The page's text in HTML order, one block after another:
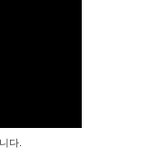
다.